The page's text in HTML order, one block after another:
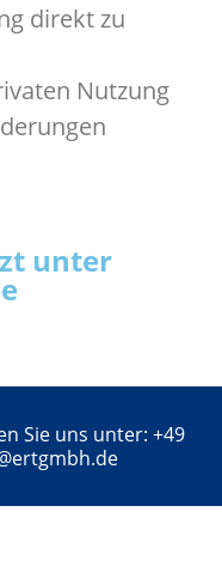
direkt zu
Nutzung
unter
Sie uns unter: +49